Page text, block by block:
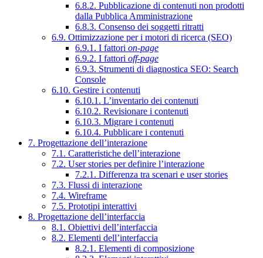
6.8.2. Pubblicazione di contenuti non prodotti
dalla Pubblica Amministrazione
6.8.3. Consenso dei soggetti ritratti
6.9. Ottimizzazione per i motori di ricerca (SEO)
6.9.1. I fattori on-page
6.9.2. I fattori off-page
6.9.3. Strumenti di diagnostica SEO: Search
Console
6.10. Gestire i contenuti
6.10.1. L’inventario dei contenuti
6.10.2. Revisionare i contenuti
6.10.3. Migrare i contenuti
6.10.4. Pubblicare i contenuti
7. Progettazione dell’interazione
7.1. Caratteristiche dell’interazione
7.2. User stories per definire l’interazione
7.2.1. Differenza tra scenari e user stories
7.3. Flussi di interazione
7.4. Wireframe
7.5. Prototipi interattivi
8. Progettazione dell’interfaccia
8.1. Obiettivi dell’interfaccia
8.2. Elementi dell’interfaccia
8.2.1. Elementi di composizione